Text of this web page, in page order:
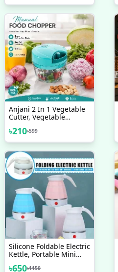
Anjani 2 In 1 Vegetable
Cutter, Vegetable
৳210৳599
Silicone Foldable Electric
Kettle, Portable Mini
Electric Water Kettle
৳650৳1150